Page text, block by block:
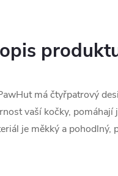
má čtyřpatrový
vaší kočky,
je měkký a pohodlný,